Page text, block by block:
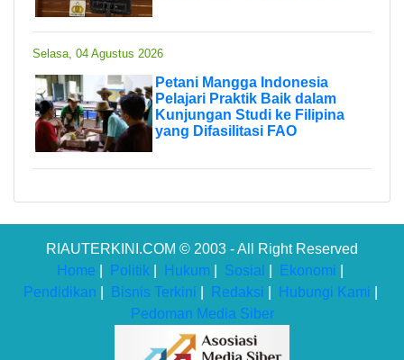
Selasa, 04 Agustus 2026
Petani Mangga Indonesia
Pelajari Praktik Baik dalam
Kunjungan Studi ke Filipina
yang Difasilitasi FAO
RIAUTERKINI.COM © 2003 - All Right Reserved
Home
Politik Hukum Sosial Ekonomi
Pendidikan
Bisnis Terkini Redaksi Hubungi Kami
Pedoman Media Siber